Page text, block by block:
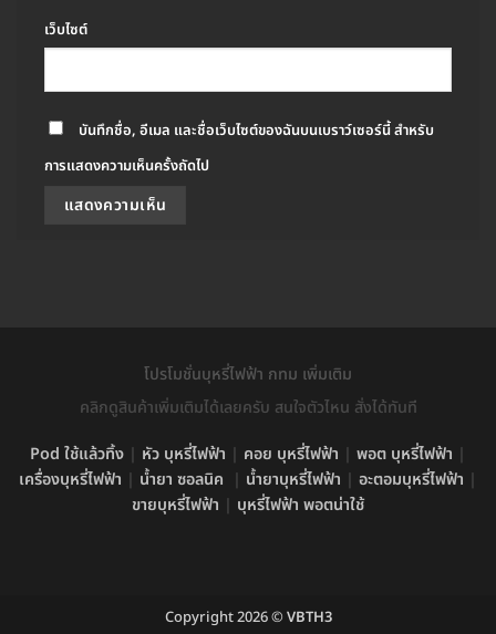
เว็บไซต์
บันทึกชื่อ, อีเมล และชื่อเว็บไซต์ของฉันบนเบราว์เซอร์นี้ สำหรับ
การแสดงความเห็นครั้งถัดไป
โปรโมชั่นบุหรี่ไฟฟ้า กทม เพิ่มเติม
คลิกดูสินค้าเพิ่มเติมได้เลยครับ สนใจตัวไหน สั่งได้ทันที
Pod ใช้แล้วทิ้ง | หัว บุหรี่ไฟฟ้า | คอย บุหรี่ไฟฟ้า | พอต บุหรี่ไฟฟ้า |
เครื่องบุหรี่ไฟฟ้า | น้ำยา ซอลนิค | น้ำยาบุหรี่ไฟฟ้า | อะตอมบุหรี่ไฟฟ้า |
ขายบุหรี่ไฟฟ้า | บุหรี่ไฟฟ้า พอตน่าใช้
Copyright 2026 © VBTH3